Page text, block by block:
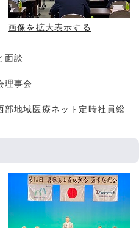
画像を拡大表示する
面談
理事会
地域医療ネット定時社員総